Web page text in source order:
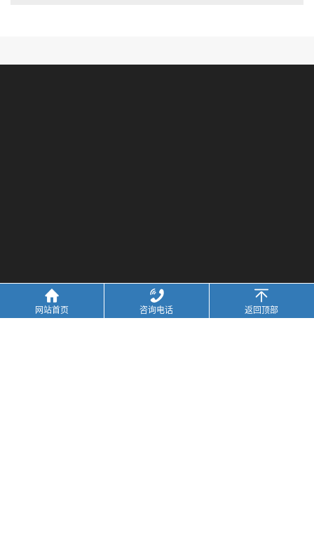
网站首页 咨询电话 返回顶部